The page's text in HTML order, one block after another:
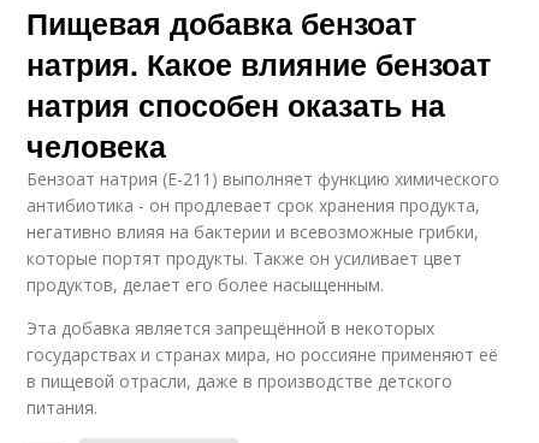
Пищевая добавка бензоат
натрия. Какое влияние бензоат
натрия способен оказать на
человека
Бензоат натрия (Е-211) выполняет функцию химического
антибиотика - он продлевает срок хранения продукта,
негативно влияя на бактерии и всевозможные грибки,
которые портят продукты. Также он усиливает цвет
продуктов, делает его более насыщенным.
Эта добавка является запрещённой в некоторых
государствах и странах мира, но россияне применяют её
в пищевой отрасли, даже в производстве детского
питания.